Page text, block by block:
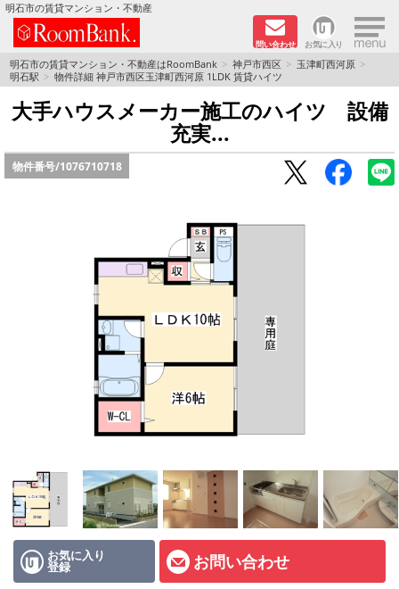
明石市の賃貸マンション・不動産
問い合わせ お気に入り ×
TOPページ
分譲マンションシリーズ
リノベーション物件
路線·駅から探す
地域から探す
地図から探す
オーナー様へ
LINE公式アカウント
店舗情報·アクセス
会社概要
明石市の賃貸マンション・不動産はRoomBank 神戸市西区
玉津町西河原
明石駅
物件詳細 神戸市西区玉津町西河原 1LDK 賃貸ハイツ
大手ハウスメーカー施工のハイツ 設備
充実...
物件番号/1076710718
お気に入り
登録 お問い合わせ